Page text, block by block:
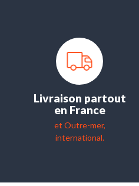
Livraison partout
en France
et Outre-mer,
international.